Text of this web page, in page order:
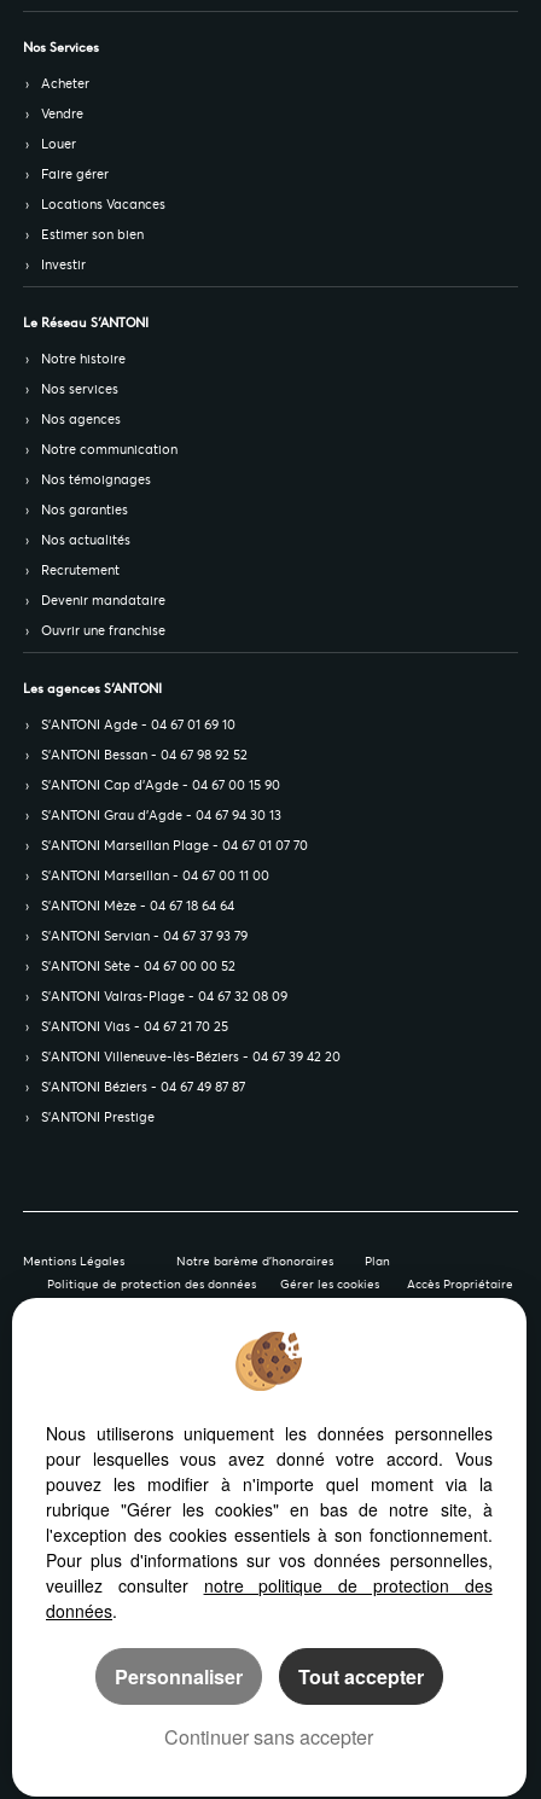
Nos Services
Acheter
Vendre
Louer
Faire gérer
Locations Vacances
Estimer son bien
Investir
Le Réseau S’ANTONI
Notre histoire
Nos services
Nos agences
Notre communication
Nos témoignages
Nos garanties
Nos actualités
Recrutement
Devenir mandataire
Ouvrir une franchise
Les agences S’ANTONI
S’ANTONI Agde - 04 67 01 69 10
S’ANTONI Bessan - 04 67 98 92 52
S’ANTONI Cap d'Agde - 04 67 00 15 90
S’ANTONI Grau d'Agde - 04 67 94 30 13
S’ANTONI Marseillan Plage - 04 67 01 07 70
S’ANTONI Marseillan - 04 67 00 11 00
S’ANTONI Mèze - 04 67 18 64 64
S’ANTONI Servian - 04 67 37 93 79
S’ANTONI Sète - 04 67 00 00 52
S’ANTONI Valras-Plage - 04 67 32 08 09
S’ANTONI Vias - 04 67 21 70 25
S’ANTONI Villeneuve-lès-Béziers - 04 67 39 42 20
S’ANTONI Béziers - 04 67 49 87 87
S’ANTONI Prestige
Mentions Légales Notre barème d'honoraires
Plan
Politique de protection des données
Gérer les cookies Accès Propriétaire
Afin de vous offrir un confort de lecture permanent, depuis
votre PC, votre tablette ou votre smartphone, notre site
s’adapte automatiquement aux différents types d'écrans
Logiciel immo
Nous utiliserons uniquement les données personnelles
pour lesquelles vous avez donné votre accord. Vous
pouvez les modifier à n'importe quel moment via la
rubrique "Gérer les cookies" en bas de notre site, à
l'exception des cookies essentiels à son fonctionnement.
Pour plus d'informations sur vos données personnelles,
veuillez consulter notre politique de protection des
données.
Personnaliser Tout accepter
Continuer sans accepter